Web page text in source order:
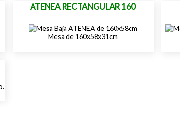
ATENEA RECTANGULAR 160
Mesa de 160x58x31cm